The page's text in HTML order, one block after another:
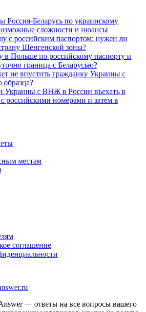
Россия-Беларусь по украинскому
сложности и нюансы
с российским паспортом: нужен ли
Шенгенской зоны?
в Польше по российскому паспорту и
граница с Беларусью?
не впустить гражданку Украины с
образца?
Украины с ВНЖ в России въехать в
российскими номерами и затем в
местам
соглашение
— ответы на все вопросы вашего